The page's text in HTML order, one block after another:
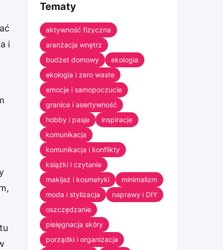
i
Tematy
aktywność fizyczna
aranżacja wnętrz
budżet domowy
ekologia
ekologia i zero waste
emocje i samopoczucie
granice i asertywność
hobby i pasje
inspiracje
komunikacja
komunikacja i konflikty
książki i czytanie
makijaż i kosmetyki
minimalizm
moda i stylizacja
naprawy i DIY
oszczędzanie
pielęgnacja skóry
porządki i organizacja